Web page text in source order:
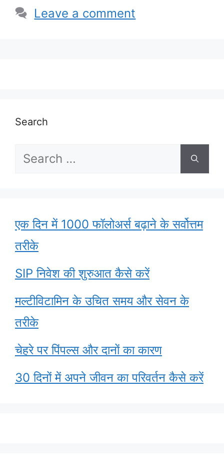
Leave a comment
Search
Search
एक दिन में 1000 फॉलोअर्स बढ़ाने के सर्वोत्तम
तरीके
SIP निवेश की शुरुआत कैसे करें
मल्टीविटामिन के उचित समय और सेवन के
तरीके
चेहरे पर पिंपल्स और दानों का कारण
30 दिनों में अपने जीवन का परिवर्तन कैसे करें